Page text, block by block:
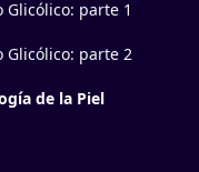
Glicólico: parte 1
Glicólico: parte 2
de la Piel